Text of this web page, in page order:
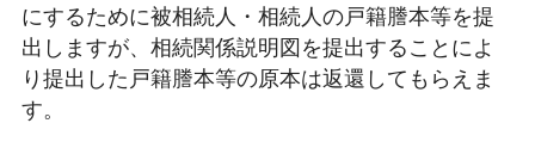
にするために被相続人・相続人の戸籍謄本等を提
出しますが、相続関係説明図を提出することによ
り提出した戸籍謄本等の原本は返還してもらえま
す。